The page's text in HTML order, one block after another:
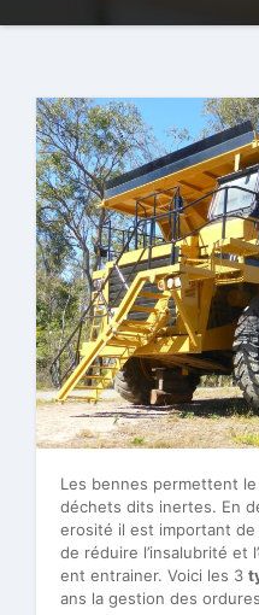
Les bennes permettent le
déchets dits inertes. En
erosité il est important
de réduire l’insalubrité et
ent entrainer. Voici les 3
ans la gestion des